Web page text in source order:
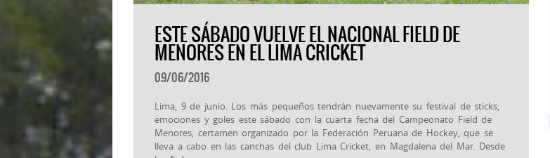
ESTE SÁBADO VUELVE EL NACIONAL FIELD DE
MENORES EN EL LIMA CRICKET
09/06/2016
Lima, 9 de junio. Los más pequeños tendrán nuevamente su festival de sticks,
emociones y goles este sábado con la cuarta fecha del Campeonato Field de
Menores, certamen organizado por la Federación Peruana de Hockey, que se
lleva a cabo en las canchas del club Lima Cricket, en Magdalena del Mar. Desde